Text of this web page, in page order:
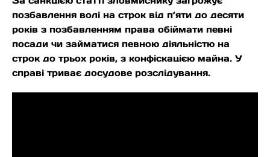
позбавлення волі на строк від п’яти до десяти
років з позбавленням права обіймати певні
посади чи займатися певною діяльністю на
строк до трьох років, з конфіскацією майна. У
справі триває досудове розслідування.